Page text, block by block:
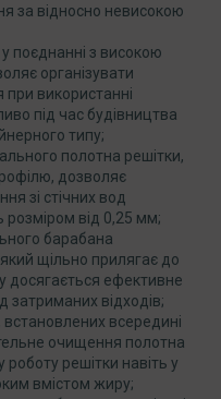
за відносно невисокою
поєднанні з високою
організувати
використанні
під час будівництва
типу;
полотна решітки,
дозволяє
зі стічних вод
розміром від 0,25 мм;
барабана
щільно прилягає до
досягається ефективне
затриманих відходів;
всередині
очищення полотна
роботу решітки навіть у
вмістом жиру;